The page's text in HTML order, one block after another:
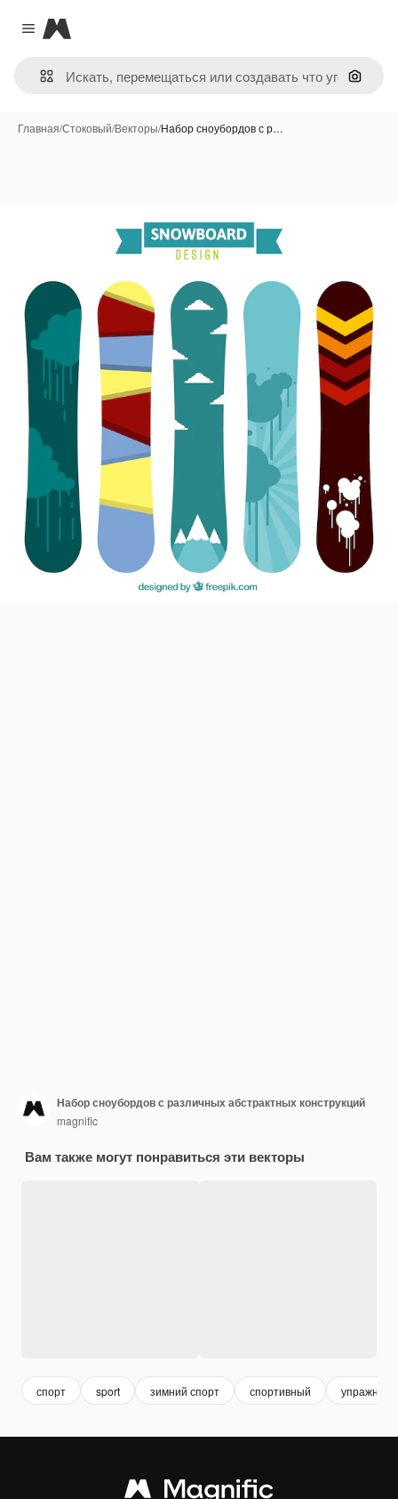
Close menu
Magnific
Поиск
Главная/Стоковый/Векторы/Набор сноубордов с р…
Набор сноубордов с различных абстрактных конструкций
magnific
Вам также могут понравиться эти векторы
спорт sport зимний спорт спортивный